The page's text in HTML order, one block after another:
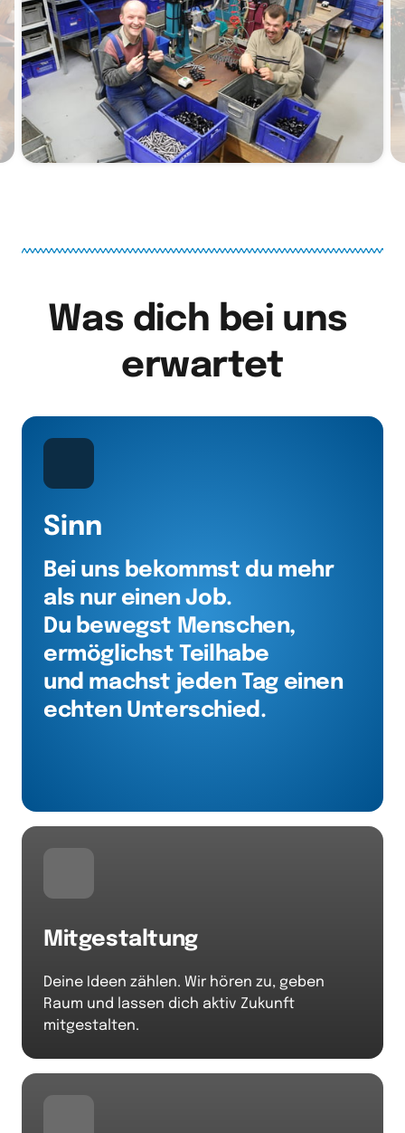
Was dich bei uns
erwartet
Sinn
Bei uns bekommst du mehr
als nur einen Job.
Du bewegst Menschen,
ermöglichst Teilhabe
und machst jeden Tag einen
echten Unterschied.
Mitgestaltung
Deine Ideen zählen. Wir hören zu, geben
Raum und lassen dich aktiv Zukunft
mitgestalten.